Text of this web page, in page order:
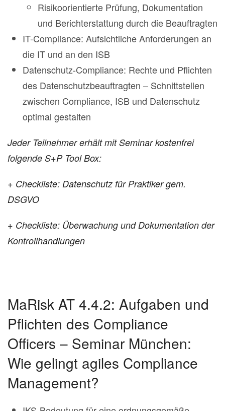
Risikoorientierte Prüfung, Dokumentation
und Berichterstattung durch die Beauftragten
IT-Compliance: Aufsichtliche Anforderungen an
die IT und an den ISB
Datenschutz-Compliance: Rechte und Pflichten
des Datenschutzbeauftragten – Schnittstellen
zwischen Compliance, ISB und Datenschutz
optimal gestalten
Jeder Teilnehmer erhält mit Seminar kostenfrei
folgende S+P Tool Box:
+ Checkliste: Datenschutz für Praktiker gem.
DSGVO
+ Checkliste: Überwachung und Dokumentation der
Kontrollhandlungen
MaRisk AT 4.4.2: Aufgaben und
Pflichten des Compliance
Officers – Seminar München:
Wie gelingt agiles Compliance
Management?